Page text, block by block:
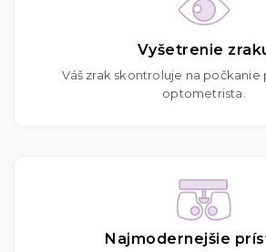
Vyšetrenie
Váš zrak skontroluje na počkanie
optometrista.
Najmodernejšie